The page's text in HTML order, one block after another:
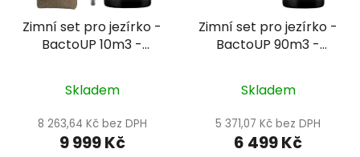
Zimní set pro jezírko -
BactoUP 10m3 -
15kg
Skladem
8 263,64 Kč bez DPH
9 999 Kč
Zimní set pro jezírko -
BactoUP 90m3 -
Skladem
5 371,07 Kč bez DPH
6 499 Kč